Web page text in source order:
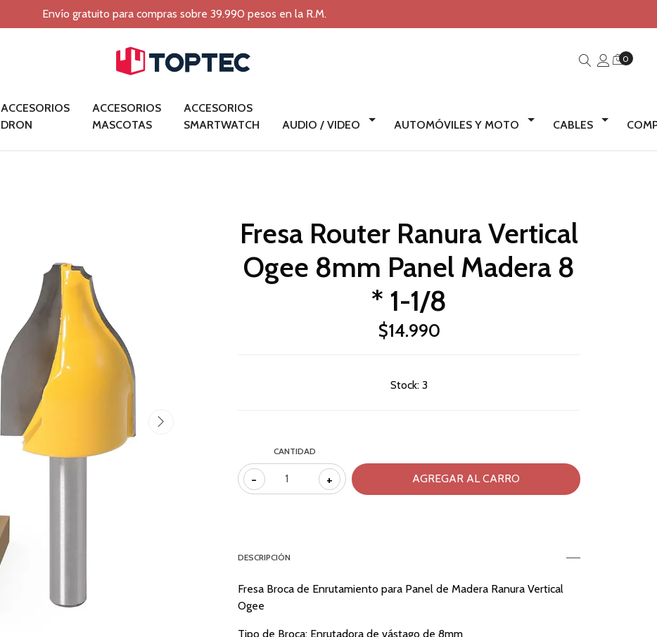
Envío gratuito para compras sobre 39.990 pesos en la R.M.
0
ACCESORIOS
DRON
ACCESORIOS
MASCOTAS
ACCESORIOS
SMARTWATCH
AUDIO / VIDEO AUTOMÓVILES Y MOTO CABLES
Fresa Router Ranura Vertical
Ogee 8mm Panel Madera 8
* 1-1/8
$14.990
Stock: 3
CANTIDAD
- +
DESCRIPCIÓN
Fresa Broca de Enrutamiento para Panel de Madera Ranura Vertical
Ogee
Tipo de Broca: Enrutadora de vástago de 8mm